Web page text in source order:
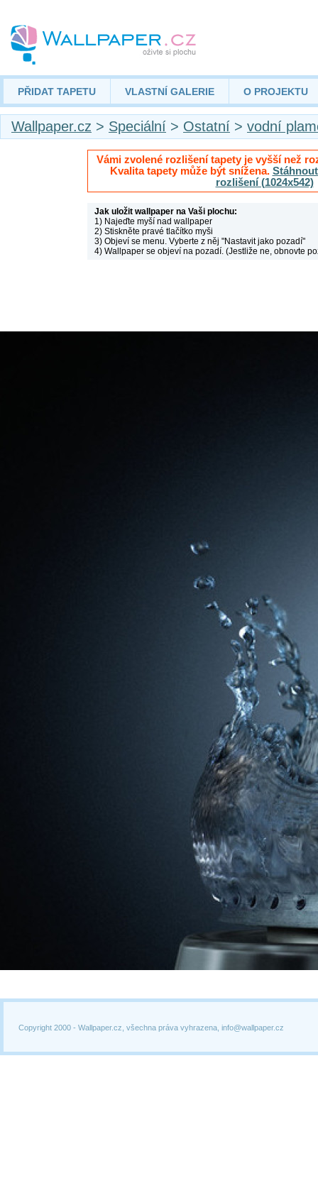
PŘIDAT TAPETU VLASTNÍ GALERIE O PROJEKTU
Wallpaper.cz > Speciální > Ostatní > vodní
Vámi zvolené rozlišení tapety je vyšší než
Kvalita tapety může být snížena.
rozlišení (1024x542)
Jak uložit wallpaper na Vaši plochu:
1) Najeďte myší nad wallpaper
2) Stiskněte pravé tlačítko myši
3) Objeví se menu. Vyberte z něj "Nastavit jako pozadí"
4) Wallpaper se objeví na pozadí. (Jestliže ne, obnovte
Copyright 2000 - Wallpaper.cz, všechna práva vyhrazena, info@wallpaper.cz